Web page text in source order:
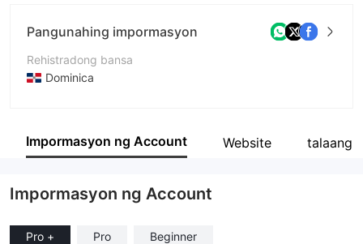
Pangunahing impormasyon
Rehistradong bansa
Dominica
Kumpanya
Impormasyon ng Account Website
Impormasyon ng Account
Pro + Pro Beginner